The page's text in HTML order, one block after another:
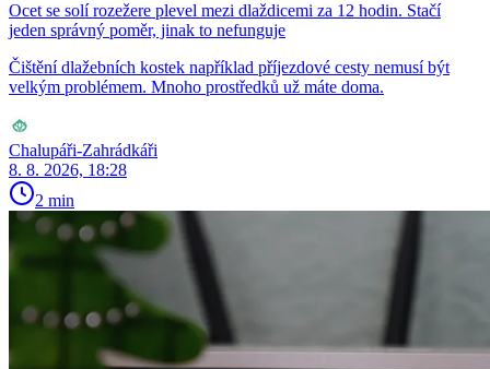
Ocet se solí rozežere plevel mezi dlaždicemi za 12 hodin. Stačí
jeden správný poměr, jinak to nefunguje
Čištění dlažebních kostek například příjezdové cesty nemusí být
velkým problémem. Mnoho prostředků už máte doma.
Chalupáři-Zahrádkáři
8. 8. 2026, 18:28
2 min